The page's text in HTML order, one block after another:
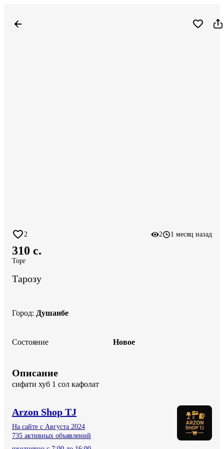
2 2 1 месяц назад
310 c.
Торг
Тарозу
Город: Душанбе
Состояние Новое
Описание
сифати хуб 1 сол кафолат
Arzon Shop TJ
На сайте с Августа 2024
735 активных объявлений